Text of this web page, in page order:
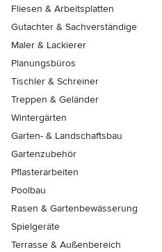
Fliesen & Arbeitsplatten
Gutachter & Sachverständige
Maler & Lackierer
Planungsbüros
Tischler & Schreiner
Treppen & Geländer
Wintergärten
Garten- & Landschaftsbau
Gartenzubehör
Pflasterarbeiten
Poolbau
Rasen & Gartenbewässerung
Spielgeräte
Terrasse & Außenbereich